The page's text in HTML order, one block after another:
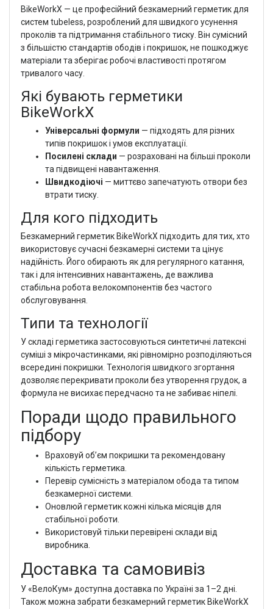
BikeWorkX — це професійний безкамерний герметик для
систем tubeless, розроблений для швидкого усунення
проколів та підтримання стабільного тиску. Він сумісний
з більшістю стандартів ободів і покришок, не пошкоджує
матеріали та зберігає робочі властивості протягом
тривалого часу.
Які бувають герметики
BikeWorkX
Універсальні формули — підходять для різних
типів покришок і умов експлуатації.
Посилені склади — розраховані на більші проколи
та підвищені навантаження.
Швидкодіючі — миттєво запечатують отвори без
втрати тиску.
Для кого підходить
Безкамерний герметик BikeWorkX підходить для тих, хто
використовує сучасні безкамерні системи та цінує
надійність. Його обирають як для регулярного катання,
так і для інтенсивних навантажень, де важлива
стабільна робота велокомпонентів без частого
обслуговування.
Типи та технології
У складі герметика застосовуються синтетичні латексні
суміші з мікрочастинками, які рівномірно розподіляються
всередині покришки. Технологія швидкого згортання
дозволяє перекривати проколи без утворення грудок, а
формула не висихає передчасно та не забиває ніпелі.
Поради щодо правильного
підбору
Враховуй об’єм покришки та рекомендовану
кількість герметика.
Перевір сумісність з матеріалом обода та типом
безкамерної системи.
Оновлюй герметик кожні кілька місяців для
стабільної роботи.
Використовуй тільки перевірені склади від
виробника.
Доставка та самовивіз
У «ВелоКум» доступна доставка по Україні за 1–2 дні.
Також можна забрати безкамерний герметик BikeWorkX